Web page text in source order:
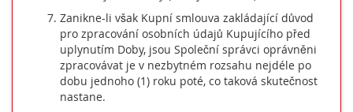
Zanikne-li však Kupní smlouva zakládající důvod
pro zpracování osobních údajů Kupujícího před
uplynutím Doby, jsou Společní správci oprávněni
zpracovávat je v nezbytném rozsahu nejdéle po
dobu jednoho (1) roku poté, co taková skutečnost
nastane.